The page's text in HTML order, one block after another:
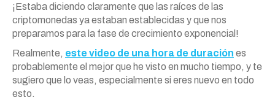
¡Estaba diciendo claramente que las raíces de las
criptomonedas ya estaban establecidas y que nos
preparamos para la fase de crecimiento exponencial!
Realmente, este video de una hora de duración es
probablemente el mejor que he visto en mucho tiempo, y te
sugiero que lo veas, especialmente si eres nuevo en todo
esto.